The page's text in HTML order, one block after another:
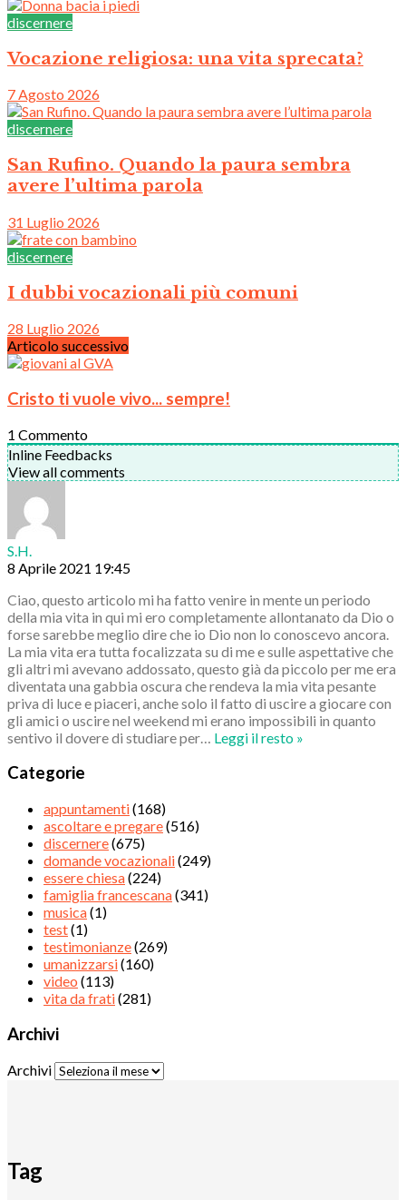
discernere
Vocazione religiosa: una vita sprecata?
7 Agosto 2026
discernere
San Rufino. Quando la paura sembra
avere l’ultima parola
31 Luglio 2026
discernere
I dubbi vocazionali più comuni
28 Luglio 2026
Articolo successivo
Cristo ti vuole vivo... sempre!
1 Commento
Inline Feedbacks
View all comments
S.H.
8 Aprile 2021 19:45
Ciao, questo articolo mi ha fatto venire in mente un periodo
della mia vita in qui mi ero completamente allontanato da Dio o
forse sarebbe meglio dire che io Dio non lo conoscevo ancora.
La mia vita era tutta focalizzata su di me e sulle aspettative che
gli altri mi avevano addossato, questo già da piccolo per me era
diventata una gabbia oscura che rendeva la mia vita pesante
priva di luce e piaceri, anche solo il fatto di uscire a giocare con
gli amici o uscire nel weekend mi erano impossibili in quanto
sentivo il dovere di studiare per
Leggi il resto »
Categorie
appuntamenti(168)
ascoltare e pregare(516)
discernere(675)
domande vocazionali(249)
essere chiesa(224)
famiglia francescana(341)
musica(1)
test(1)
testimonianze(269)
umanizzarsi(160)
video (113)
vita da frati(281)
Archivi
Archivi
Tag